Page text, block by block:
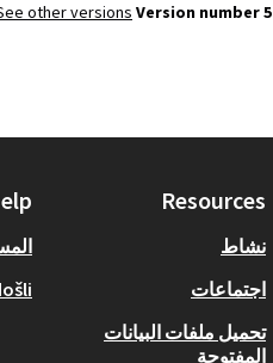
Version number 5
see other versions
Resources
نشاط
اجتماعات
تحميل ملفات البيانات
المفتوحة